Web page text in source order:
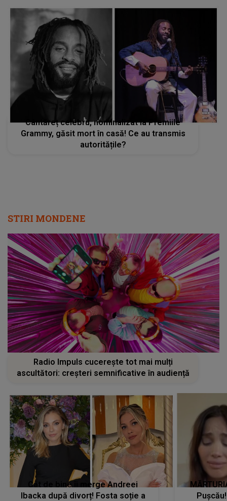
Cântăreț celebru, nominalizat la Premiile
Grammy, găsit mort în casă! Ce au transmis
autoritățile?
STIRI MONDENE
Radio Impuls cucerește tot mai mulți
ascultători: creșteri semnificative în audiență
Cât de bine îi merge Andreei
Ibacka după divorț! Fosta soție a